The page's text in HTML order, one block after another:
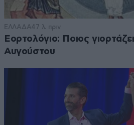
ΕΛΛΑΔΑ47 λ. πριν
Εορτολόγιο: Ποιος
Αυγούστου